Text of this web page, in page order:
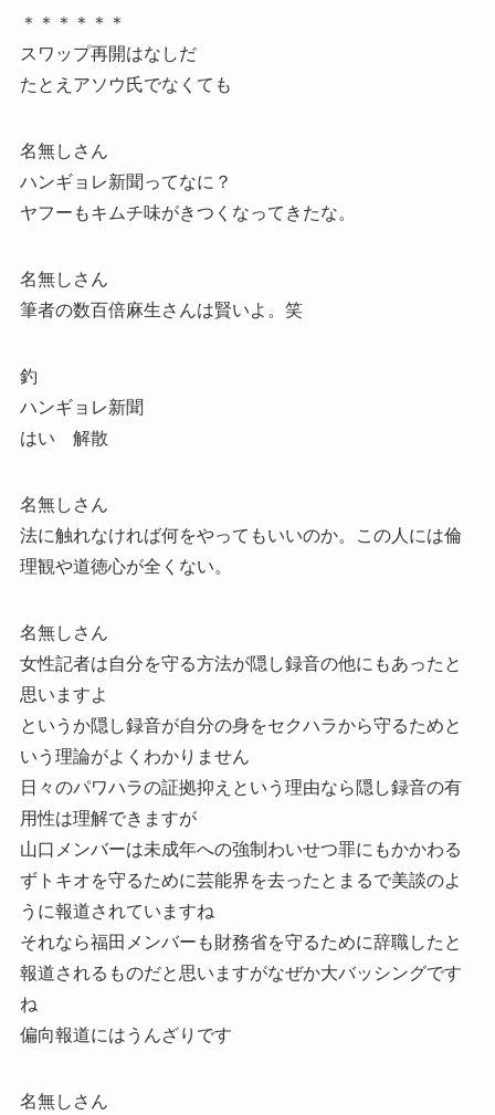
＊＊＊＊＊＊
スワップ再開はなしだ
たとえアソウ氏でなくても
名無しさん
ハンギョレ新聞ってなに？
ヤフーもキムチ味がきつくなってきたな。
名無しさん
筆者の数百倍麻生さんは賢いよ。笑
釣
ハンギョレ新聞
はい 解散
名無しさん
法に触れなければ何をやってもいいのか。この人には倫
理観や道徳心が全くない。
名無しさん
女性記者は自分を守る方法が隠し録音の他にもあったと
思いますよ
というか隠し録音が自分の身をセクハラから守るためと
いう理論がよくわかりません
日々のパワハラの証拠抑えという理由なら隠し録音の有
用性は理解できますが
山口メンバーは未成年への強制わいせつ罪にもかかわる
ずトキオを守るために芸能界を去ったとまるで美談のよ
うに報道されていますね
それなら福田メンバーも財務省を守るために辞職したと
報道されるものだと思いますがなぜか大バッシングです
ね
偏向報道にはうんざりです
名無しさん